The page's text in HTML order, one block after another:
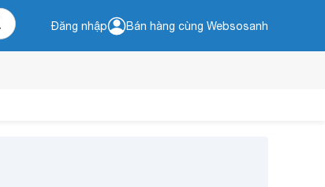
Đăng nhập Bán hàng cùng Websosanh